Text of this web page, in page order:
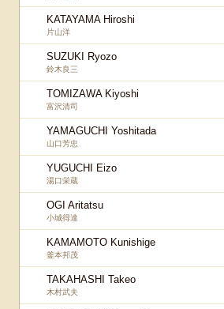
KATAYAMA Hiroshi
片山洋
SUZUKI Ryozo
鈴木良三
TOMIZAWA Kiyoshi
富沢清司
YAMAGUCHI Yoshitada
山口芳忠
YUGUCHI Eizo
湯口栄蔵
OGI Aritatsu
小城得達
KAMAMOTO Kunishige
釜本邦茂
TAKAHASHI Takeo
木村武夫